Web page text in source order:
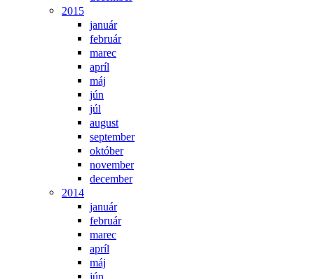
2015
január
február
marec
apríl
máj
jún
júl
august
september
október
november
december
2014
január
február
marec
apríl
máj